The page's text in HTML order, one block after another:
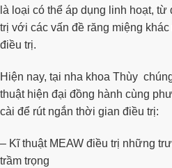
là loại có thể áp dụng linh hoạt,
trị với các vấn đề răng miệng
điều trị.
Hiện nay, tại nha khoa Thùy
thuật hiện đại đồng hành cùng
cài để rút ngắn thời gian điều trị:
– Kĩ thuật MEAW điều trị những
trầm trọng